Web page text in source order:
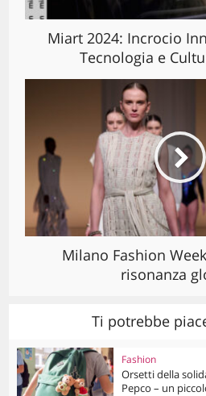
Miart 2024: Incrocio
Tecnologia e
Milano Fashion
risonanza
Ti potrebbe
Fashion
Orsetti della
Pepco – un